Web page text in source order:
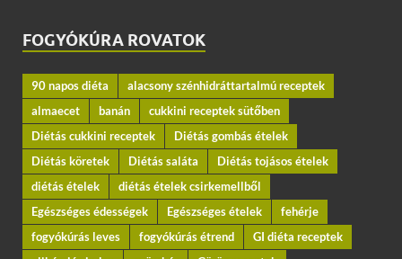
FOGYÓKÚRA ROVATOK
90 napos diéta
alacsony szénhidráttartalmú receptek
almaecet
banán
cukkini receptek sütőben
Diétás cukkini receptek
Diétás gombás ételek
Diétás köretek
Diétás saláta
Diétás tojásos ételek
diétás ételek
diétás ételek csirkemellből
Egészséges édességek
Egészséges ételek
fehérje
fogyókúrás leves
fogyókúrás étrend
GI diéta receptek